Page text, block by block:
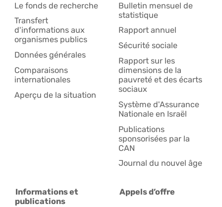
Le fonds de recherche
Transfert
d'informations aux
organismes publics
Données générales
Comparaisons
internationales
Aperçu de la situation
Bulletin mensuel de
statistique
Rapport annuel
Sécurité sociale
Rapport sur les
dimensions de la
pauvreté et des écarts
sociaux
Système d'Assurance
Nationale en Israël
Publications
sponsorisées par la
CAN
Journal du nouvel âge
Informations et
publications
Appels d’offre